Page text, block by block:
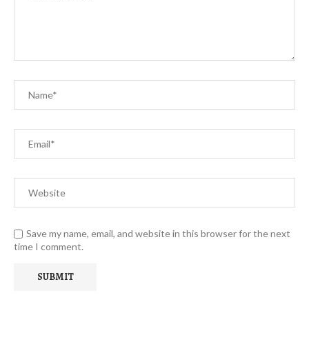
Save my name, email, and website in this browser for the next
time I comment.